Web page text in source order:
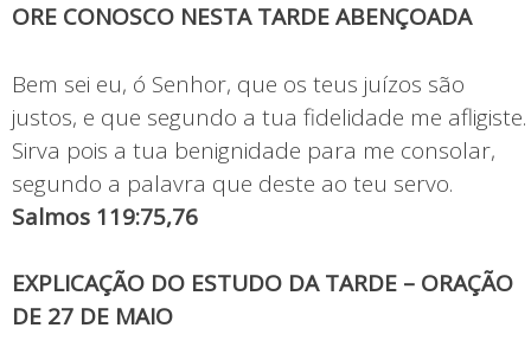
ORE CONOSCO NESTA TARDE ABENÇOADA
Bem sei eu, ó Senhor, que os teus juízos são
justos, e que segundo a tua fidelidade me afligiste.
Sirva pois a tua benignidade para me consolar,
segundo a palavra que deste ao teu servo.
Salmos 119:75,76
EXPLICAÇÃO DO ESTUDO DA TARDE – ORAÇÃO
DE 27 DE MAIO